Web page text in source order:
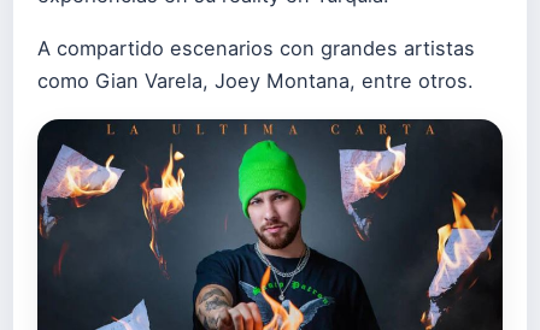
A compartido escenarios con grandes artistas
como Gian Varela, Joey Montana, entre otros.